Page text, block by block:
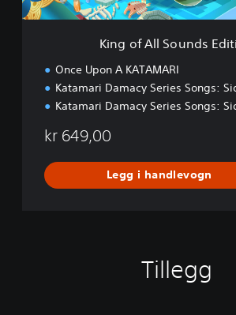
o
u
King of All Sounds
Once Upon A KATAMARI
Katamari Damacy Series Songs:
Katamari Damacy Series Songs:
kr 649,00
Legg i handlevogn
Tillegg